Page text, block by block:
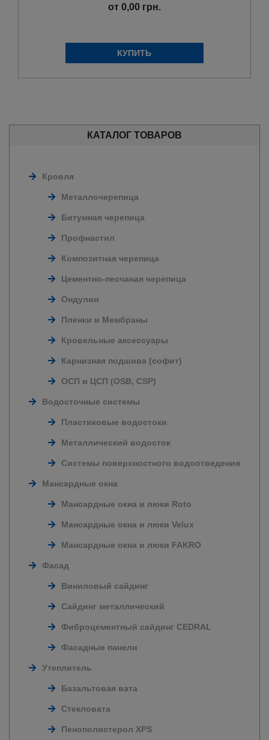
от 0,00 грн.
КАТАЛОГ ТОВАРОВ
Кровля
Металлочерепица
Битумная черепица
Профнастил
Композитная черепица
Цементно-песчаная черепица
Ондулин
Пленки и Мембраны
Кровельные аксессуары
Карнизная подшива (софит)
ОСП и ЦСП (OSB, CSP)
Водосточные системы
Пластиковые водостоки
Металлический водосток
Системы поверхностного водоотведения
Мансардные окна
Мансардные окна и люки Roto
Мансардные окна и люки Velux
Мансардные окна и люки FAKRO
Фасад
Виниловый сайдинг
Сайдинг металлический
Фиброцементный сайдинг CEDRAL
Фасадные панели
Утеплитель
Базальтовая вата
Стекловата
Пенополистерол XPS